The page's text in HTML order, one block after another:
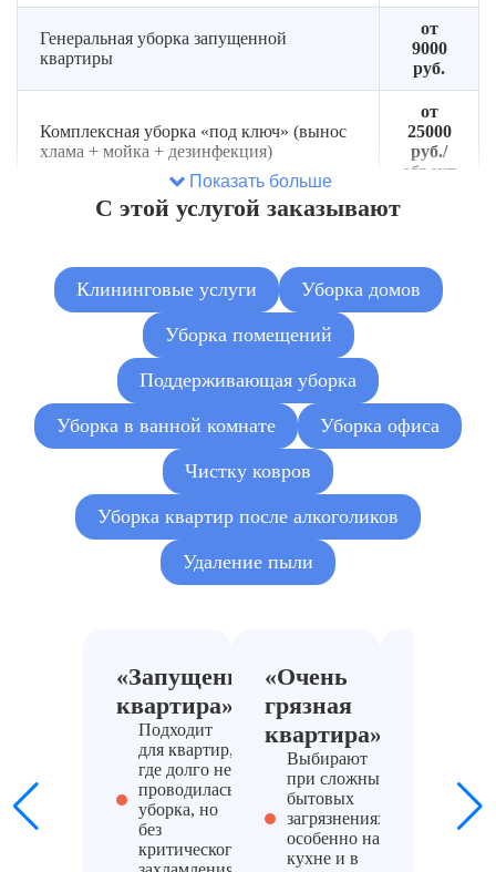
Генеральная уборка запущенной
квартиры
от
9000
руб.
Комплексная уборка «под ключ» (вынос
хлама + мойка + дезинфекция)
от
25000
руб./
объект
Сортировка и разбор завалов (без
Вывоз мусора из захламлённой квартиры
5500
Вывоз крупногабаритного мусора
3000
руб./
Демонтаж мебели и старых покрытий
руб./м²
(тараканов, клопов)
Удаление плесени локально
Очистка холодильника
Показать больше
С этой услугой заказывают
Клининговые услуги Уборка домов
Уборка помещений
Поддерживающая уборка
Уборка в ванной комнате Уборка офиса
Чистку ковров
Уборка квартир после алкоголиков
Удаление пыли
«Запущенная
квартира»
Подходит
для квартир,
где долго не
проводилась
уборка, но
без
критического
«Очень
грязная
квартира»
Выбирают
при сложных
бытовых
загрязнениях,
особенно на
кухне и в
разбор
вещей и